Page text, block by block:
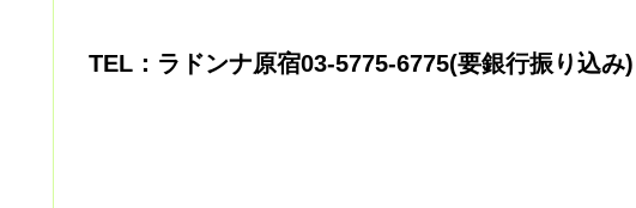
TEL：ラドンナ原宿03-5775-6775(要銀行振り込み)